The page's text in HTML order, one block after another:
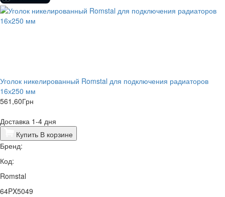
Уголок никелированный Romstal для подключения радиаторов
16х250 мм
561,60Грн
Доставка 1-4 дня
Купить В корзине
Бренд:
Код:
Romstal
64PX5049